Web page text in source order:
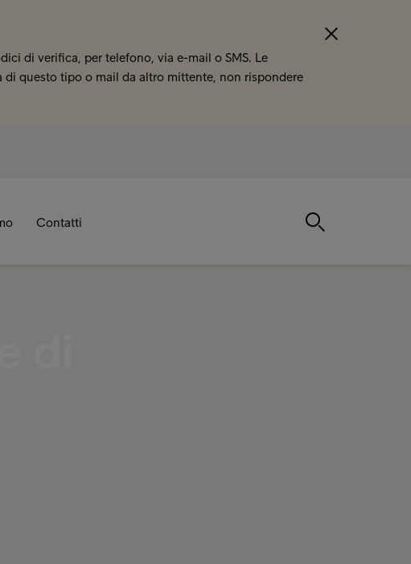
di verifica, per telefono, via e-mail o SMS. Le
questo tipo o mail da altro mittente, non rispondere
Contatti